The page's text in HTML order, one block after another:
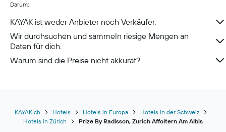
Hotels in Opfikon
Hotels in Uster
Hotels in Dietikon
Darum:
KAYAK ist weder Anbieter noch Verkäufer.
Wir durchsuchen und sammeln riesige Mengen an
Daten für dich.
Warum sind die Preise nicht akkurat?
KAYAK.ch Hotels Hotels in Europa
Hotels in der Schweiz
Hotels in Zürich
Prize By Radisson, Zurich Affoltern Am Albis